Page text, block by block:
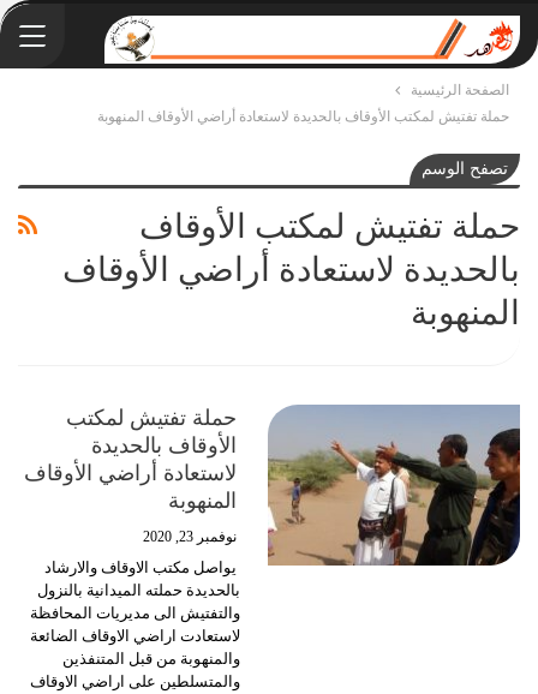
الصفحة الرئيسية
حملة تفتيش لمكتب الأوقاف بالحديدة لاستعادة أراضي الأوقاف المنهوبة
تصفح الوسم
حملة تفتيش لمكتب الأوقاف
بالحديدة لاستعادة أراضي الأوقاف
المنهوبة
حملة تفتيش لمكتب
الأوقاف بالحديدة
لاستعادة أراضي الأوقاف
المنهوبة
نوفمبر 23, 2020
يواصل مكتب الاوقاف والارشاد
بالحديدة حملته الميدانية بالنزول
والتفتيش الى مديريات المحافظة
لاستعادت اراضي الاوقاف الضائعة
والمنهوبة من قبل المتنفذين
والمتسلطين على اراضي الاوقاف